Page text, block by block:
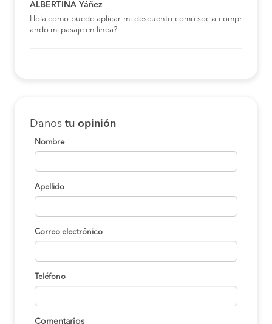
ALBERTINA Yáñez
Hola,como puedo aplicar mi descuento como socia compr
ando mi pasaje en linea?
Danos tu opinión
Nombre
Apellido
Correo electrónico
Teléfono
Comentarios